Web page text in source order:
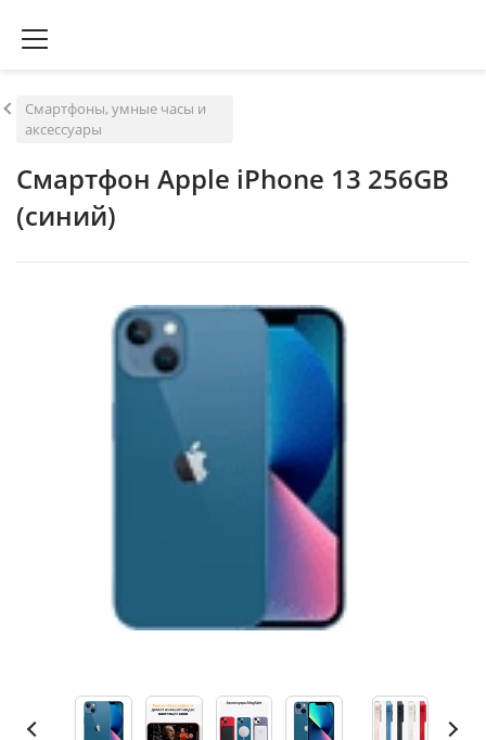
Смартфоны, умные часы и
аксессуары
Смартфон Apple iPhone 13 256GB
(синий)